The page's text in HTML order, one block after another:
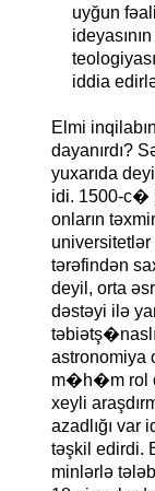
uyğun
iddia
Elmi
dayanırdı?
yuxarıda
idi. 1500-c�
onların
tərəfindən
deyil, orta
dəstəyi ilə
m�h�m rol
xeyli
azadlığı
təşkil edirdi.
minlərlə